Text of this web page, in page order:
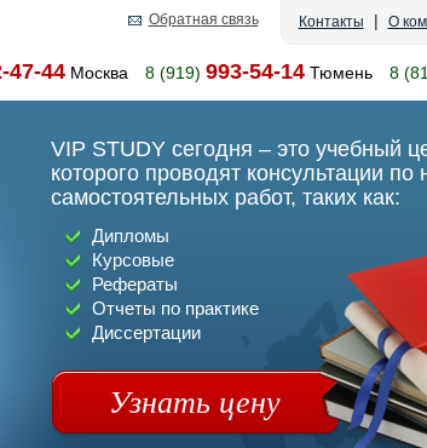
Контакты | О
Обратная связь
47-44Москва 8 (919) 993-54-14Тюмень 8
VIP STUDY сегодня – это учебный
которого проводят консультации по
самостоятельных работ, таких как:
Дипломы
Курсовые
Рефераты
Отчеты по практике
Диссертации
Узнать цену